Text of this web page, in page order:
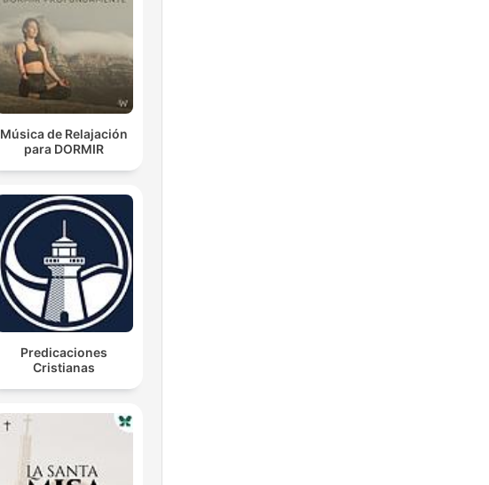
Música de Relajación
para DORMIR
Predicaciones
Cristianas